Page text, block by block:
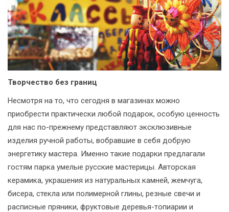
Творчество без границ
Несмотря на то, что сегодня в магазинах можно
приобрести практически любой подарок, особую ценность
для нас по-прежнему представляют эксклюзивные
изделия ручной работы, вобравшие в себя добрую
энергетику мастера. Именно такие подарки предлагали
гостям парка умелые русские мастерицы. Авторская
керамика, украшения из натуральных камней, жемчуга,
бисера, стекла или полимерной глины, резные свечи и
расписные пряники, фруктовые деревья-топиарии и